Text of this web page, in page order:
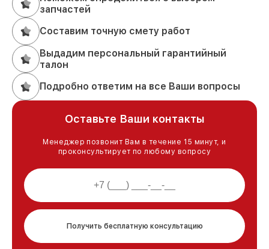
запчастей
Составим точную смету работ
Выдадим персональный гарантийный
талон
Подробно ответим на все Ваши вопросы
Оставьте Ваши контакты
Менеджер позвонит Вам в течение 15 минут, и
проконсультирует по любому вопросу
Получить бесплатную консультацию